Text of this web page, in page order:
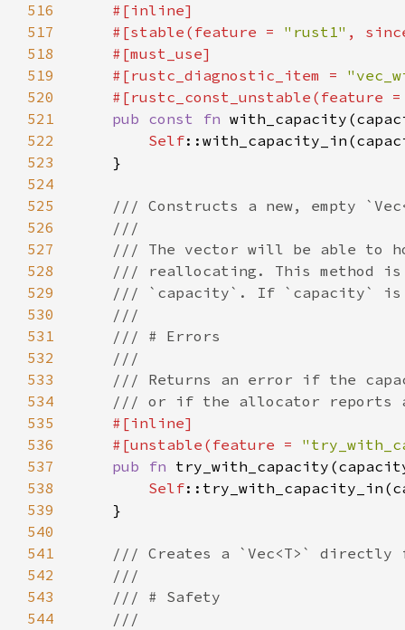
516
517
    #[stable(feature =
"rust1" ,
518
519
    #[rustc_diagnostic_item =
520
#[rustc_const_unstable(feature
521
pub const fn
522
Self
523
524
525
526
527
528
529
530
531
532
533
534
535
536
    #[unstable(feature =
537
pub fn
538
Self
539
540
541
542
543
544